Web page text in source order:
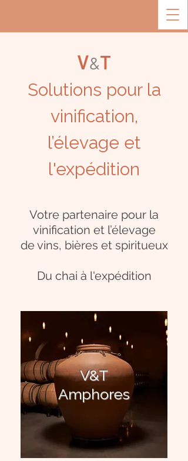
V&T
Solutions pour la
vinification,
l’élevage et
l'expédition
Votre partenaire pour la
vinification et l’élevage
de vins, bières et spiritueux
Du chai à l'expédition
V&T
Amphores